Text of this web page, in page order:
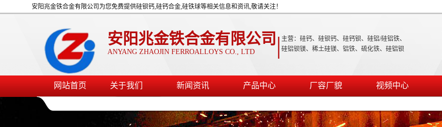
安阳兆金铁合金有限公司为您免费提供硅钡钙,硅钙合金,硅铁球等相关信息和资讯,敬请关注！
安阳兆金铁合金有限公司
ANYANG ZHAOJIN FERROALLOYS CO., LTD | 主营：硅钙、硅钡钙、硅钙钡、硅铝/硅铝铁、
硅铝钡镁、稀土硅镁、铝铁、硫化铁、硅铝钡
网站首页 关于我们 新闻资讯 产品中心 厂容厂貌 视频中心